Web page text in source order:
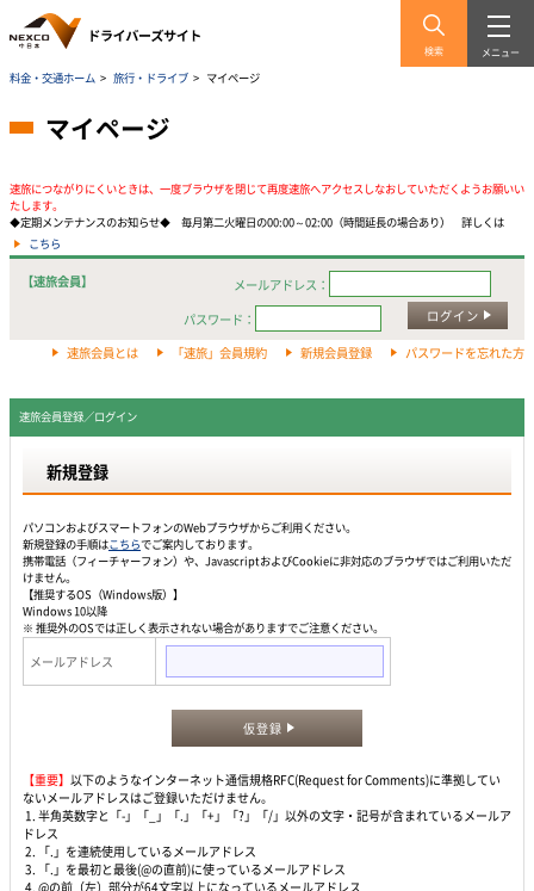
検索 メニュー
料金・交通ホーム > 旅行・ドライブ > マイページ
マイページ
速旅につながりにくいときは、一度ブラウザを閉じて再度速旅へアクセスしなおしていただくようお願いい
たします。
◆定期メンテナンスのお知らせ◆ 毎月第二火曜日の00:00～02:00（時間延長の場合あり） 詳しくは
こちら
【速旅会員】
メールアドレス：
パスワード：
ログイン
速旅会員とは 「速旅」会員規約 新規会員登録 パスワードを忘れた方
速旅会員登録／ログイン
新規登録
パソコンおよびスマートフォンのWebプラウザからご利用ください。
新規登録の手順はこちらでご案内しております。
携帯電話（フィーチャーフォン）や、JavascriptおよびCookieに非対応のブラウザではご利用いただ
けません。
【推奨するOS（Windows版）】
Windows 10以降
※ 推奨外のOSでは正しく表示されない場合がありますでご注意ください。
メールアドレス
仮登録
【重要】 以下のようなインターネット通信規格RFC(Request for Comments)に準拠してい
ないメールアドレスはご登録いただけません。
1. 半角英数字と「-」「_」「.」「+」「?」「/」以外の文字・記号が含まれているメールア
ドレス
2. 「.」を連続使用しているメールアドレス
3. 「.」を最初と最後(@の直前)に使っているメールアドレス
4. @の前（左）部分が64文字以上になっているメールアドレス